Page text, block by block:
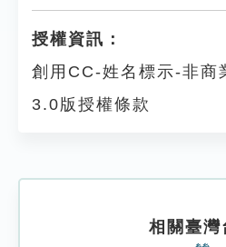
授權資訊：
創用CC-姓名標示-非商
3.0版授權條款
相關臺灣